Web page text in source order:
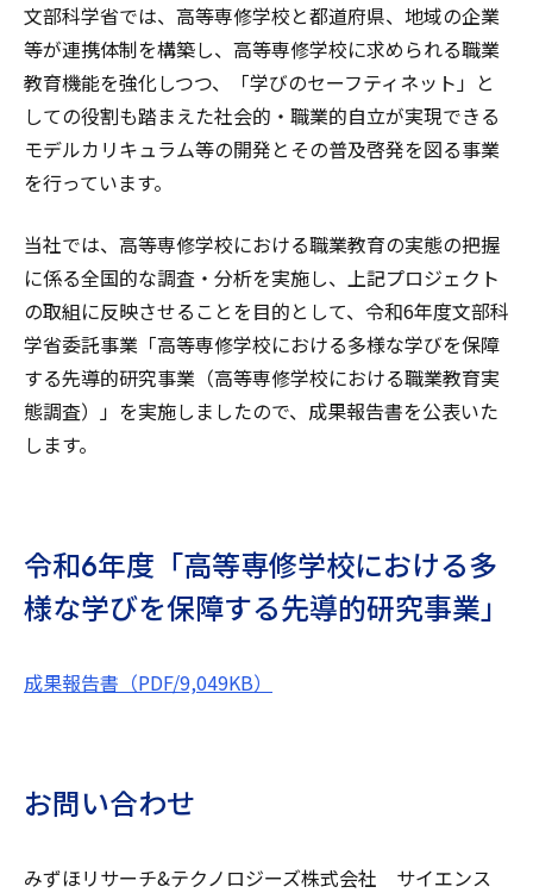
文部科学省では、高等専修学校と都道府県、地域の企業
等が連携体制を構築し、高等専修学校に求められる職業
教育機能を強化しつつ、「学びのセーフティネット」と
しての役割も踏まえた社会的・職業的自立が実現できる
モデルカリキュラム等の開発とその普及啓発を図る事業
を行っています。
当社では、高等専修学校における職業教育の実態の把握
に係る全国的な調査・分析を実施し、上記プロジェクト
の取組に反映させることを目的として、令和6年度文部科
学省委託事業「高等専修学校における多様な学びを保障
する先導的研究事業（高等専修学校における職業教育実
態調査）」を実施しましたので、成果報告書を公表いた
します。
令和6年度「高等専修学校における多
様な学びを保障する先導的研究事業」
成果報告書（PDF/9,049KB）
お問い合わせ
みずほリサーチ&テクノロジーズ株式会社 サイエンス